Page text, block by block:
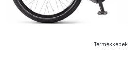
Termékképek